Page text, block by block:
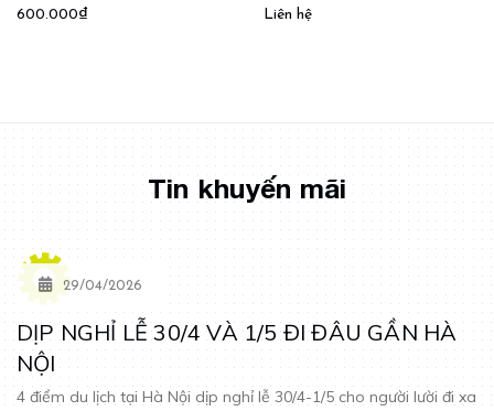
600.000₫ Liên hệ
Tin khuyến mãi
29/04/2026
DỊP NGHỈ LỄ 30/4 VÀ 1/5 ĐI ĐÂU GẦN HÀ
NỘI
4 điểm du lịch tại Hà Nội dịp nghỉ lễ 30/4-1/5 cho người lười đi xa